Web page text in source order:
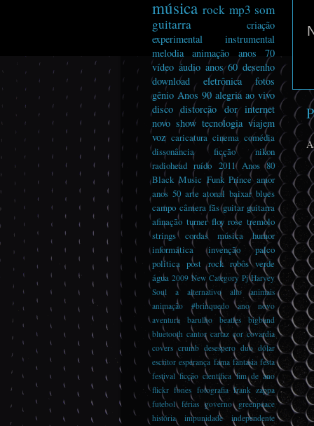
música rock mp3 som
guitarra
criação
experimental
instrumental
melodia
animação
anos 70
vídeo áudio anos 60 desenho
download
eletrônica
fotos
gênio Anos 90 alegria ao vivo
disco distorcão dor internet
novo show tecnologia viajem
voz caricatura cinema comédia
dissonância
ficção
nikon
radiohead ruído 2011 Anos 80
Black Music Funk Prince amor
anos 50 arte atonal baixar blues
campo câmera fãs guitar guitarra
afinação turner floy rose tremolo
strings cordas música
humor
informática
invenção
palco
política post rock robôs verde
água 2009 New Category Pj Harvey
Soul
a alternativo alto
animais
animação #brinquedo
ano novo
aventura
barulho beatles
bigband
bluetooth cantor cartaz cor covardia
covers crumb desespero duo dólar
escritor esperança fama fantasia festa
festival ficção científica fim de ano
flickr fones fotografia frank zappa
futebol
férias governo
greenpeace
história
impunidade
independente